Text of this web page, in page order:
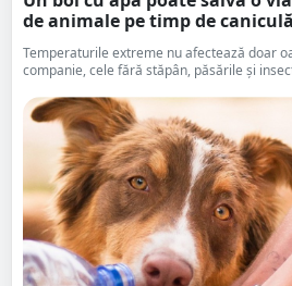
de animale pe timp de caniculă
Temperaturile extreme nu afectează doar
companie, cele fără stăpân, păsările și